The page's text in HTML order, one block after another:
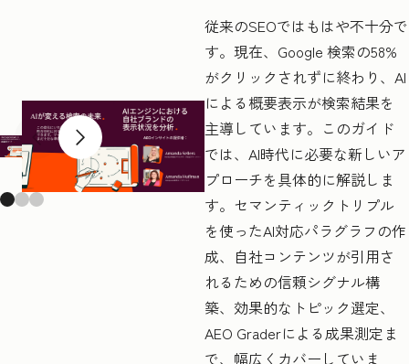
Previous slide
Next slide
従来のSEOではもはや不十分で
す。現在、Google 検索の58%
がクリックされずに終わり、AI
による概要表示が検索結果を
主導しています。このガイド
では、AI時代に必要な新しいア
プローチを具体的に解説しま
す。セマンティックトリプル
を使ったAI対応パラグラフの作
成、自社コンテンツが引用さ
れるための信頼シグナル構
築、効果的なトピック選定、
AEO Graderによる成果測定ま
で、幅広くカバーしていま